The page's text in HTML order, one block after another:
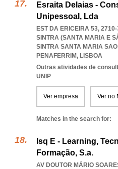
Esraita Delaias -
Unipessoal, Lda
EST DA ERICEIRA 53,
SINTRA (SANTA MARIA E
SINTRA SANTA MARIA
PENAFERRIM, LISBOA
Outras atividades de
UNIP
Ver empresa Ver no
Matches in the search for:
Isq E - Learning,
Formação, S.a.
AV DOUTOR MÁRIO